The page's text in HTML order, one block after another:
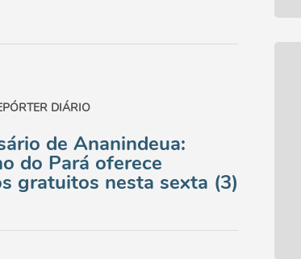
DIÁRIO
de Ananindeua:
do Pará oferece
gratuitos nesta sexta (3)